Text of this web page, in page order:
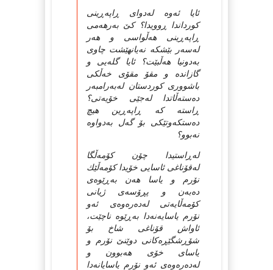
ئایا ئه‌وه‌ له‌دوای ڕاپه‌ڕینی
كورداندا ڕوویدا؟ كێ به‌رهه‌می
ڕاپه‌ڕینی هه‌ڵواسی و هه‌ر
له‌سه‌ر بێشكه‌ نه‌یانهێشت چاوی
به‌دونیا هه‌ڵبێت؟ ئایا گله‌یی و
گازانده‌ و مقۆ مقۆی خه‌ڵكی
باشووری كوردستان له‌به‌رامبه‌ر
ده‌سته‌ڵاتدا له‌جێی خۆیه‌تی؟
ڕاسته كه ڕاپه‌ڕین هیچ
ده‌ستكه‌وتێكی بۆ گه‌ل به‌دواوه
نه‌بوو؟
له‌ڕاستیدا چۆن كۆمه‌ڵگا
له‌قۆناغی ئاسایی خۆیدا كۆمه‌ڵێك
نۆرم و یاسا هه‌ن به‌ڕێوه‌ی
ده‌به‌ن و پڕۆسه‌ی ژیانی
كۆمه‌ڵایه‌تی له‌ده‌ره‌وه‌ی ئه‌و
نۆرم یاسایه‌نه‌دا به‌ڕێوه‌ ناچێت،
ئاواش قۆناغی شاخ بۆ
شۆڕشگێڕه‌كانی دوێنێ نۆرم و
یاسای خۆی هه‌بوون و
له‌ده‌ره‌وه‌ی ئه‌و نۆرم یاسایانه‌دا